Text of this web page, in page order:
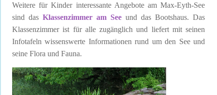
Weitere für Kinder interessante Angebote am Max-Eyth-See
sind das Klassenzimmer am See und das Bootshaus. Das
Klassenzimmer ist für alle zugänglich und liefert mit seinen
Infotafeln wissenswerte Informationen rund um den See und
seine Flora und Fauna.